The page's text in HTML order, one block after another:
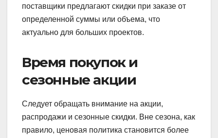
поставщики предлагают скидки при заказе от
определенной суммы или объема, что
актуально для больших проектов.
Время покупок и
сезонные акции
Следует обращать внимание на акции,
распродажи и сезонные скидки. Вне сезона, как
правило, ценовая политика становится более